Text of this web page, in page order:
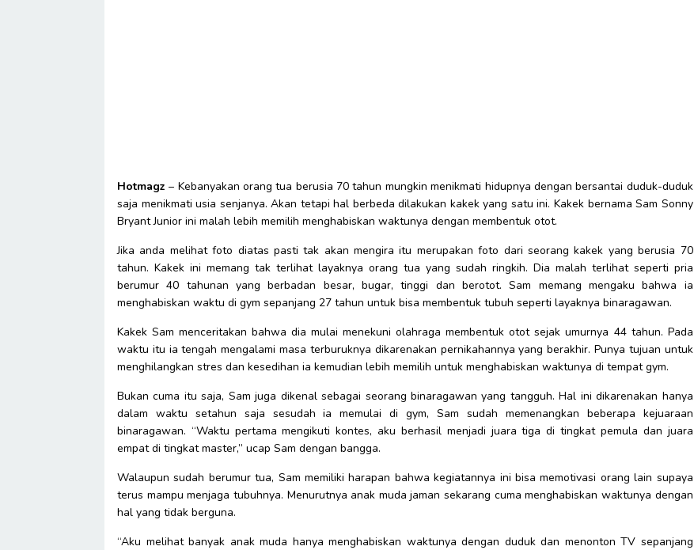
Hotmagz– Kebanyakan orang tua berusia 70 tahun mungkin menikmati hidupnya dengan bersantai duduk-duduk
saja menikmati usia senjanya. Akan tetapi hal berbeda dilakukan kakek yang satu ini. Kakek bernama Sam Sonny
Bryant Junior ini malah lebih memilih menghabiskan waktunya dengan membentuk otot.
Jika anda melihat foto diatas pasti tak akan mengira itu merupakan foto dari seorang kakek yang berusia 70
tahun. Kakek ini memang tak terlihat layaknya orang tua yang sudah ringkih. Dia malah terlihat seperti pria
berumur 40 tahunan yang berbadan besar, bugar, tinggi dan berotot. Sam memang mengaku bahwa ia
menghabiskan waktu di gym sepanjang 27 tahun untuk bisa membentuk tubuh seperti layaknya binaragawan.
Kakek Sam menceritakan bahwa dia mulai menekuni olahraga membentuk otot sejak umurnya 44 tahun. Pada
waktu itu ia tengah mengalami masa terburuknya dikarenakan pernikahannya yang berakhir. Punya tujuan untuk
menghilangkan stres dan kesedihan ia kemudian lebih memilih untuk menghabiskan waktunya di tempat gym.
Bukan cuma itu saja, Sam juga dikenal sebagai seorang binaragawan yang tangguh. Hal ini dikarenakan hanya
dalam waktu setahun saja sesudah ia memulai di gym, Sam sudah memenangkan beberapa kejuaraan
binaragawan. “Waktu pertama mengikuti kontes, aku berhasil menjadi juara tiga di tingkat pemula dan juara
empat di tingkat master,” ucap Sam dengan bangga.
Walaupun sudah berumur tua, Sam memiliki harapan bahwa kegiatannya ini bisa memotivasi orang lain supaya
terus mampu menjaga tubuhnya. Menurutnya anak muda jaman sekarang cuma menghabiskan waktunya dengan
hal yang tidak berguna.
“Aku melihat banyak anak muda hanya menghabiskan waktunya dengan duduk dan menonton TV sepanjang